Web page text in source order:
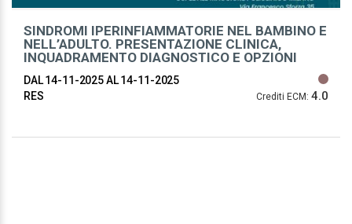
SINDROMI IPERINFIAMMATORIE NEL BAMBINO E
NELL’ADULTO. PRESENTAZIONE CLINICA,
INQUADRAMENTO DIAGNOSTICO E OPZIONI
DAL 14-11-2025AL 14-11-2025
RES
Crediti ECM: 4.0